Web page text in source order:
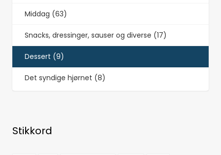
Middag (63)
Snacks, dressinger, sauser og diverse (17)
Dessert (9)
Det syndige hjørnet (8)
Stikkord